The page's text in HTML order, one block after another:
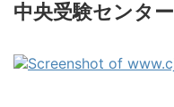
中央受験センター